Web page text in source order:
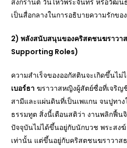
สงกรานต์ วันไหว้พระจันทร์ หรือวัฒ
เป็นสื่อกลางในการอธิบายความรักขอ
2) พลังสนับสนุนของคริสตชนฆราวา
Supporting Roles)
ความสำเร็จของออกัสตินจะเกิดขึ้นไม่
เบอร์ธา ฆราวาสหญิงผู้สัตย์ซื่อที่เจริญ
สามีและแผ่นดินที่เป็นเพแกน จนปูทาง
ธรรมทูต สิ่งนี้เตือนสติว่า งานพลิกฟื้
ปัจจุบันไม่ได้ขึ้นอยู่กับนักบวช พระสง
เท่านั้น แต่ขึ้นอยู่กับคริสตชนฆราวาส